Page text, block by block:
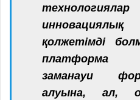
қолжетімді
платформа
заманауи
алуына, ал,